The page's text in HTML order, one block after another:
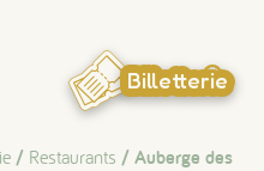
Billetterie
/ Restaurants / Auberge des